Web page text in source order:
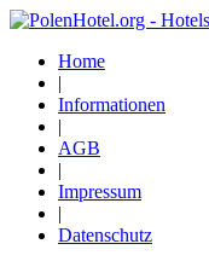
Home
|
Informationen
|
AGB
|
Impressum
|
Datenschutz